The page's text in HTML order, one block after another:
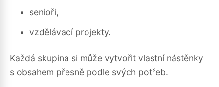
senioři,
vzdělávací projekty.
Každá skupina si může vytvořit vlastní nástěnky
s obsahem přesně podle svých potřeb.